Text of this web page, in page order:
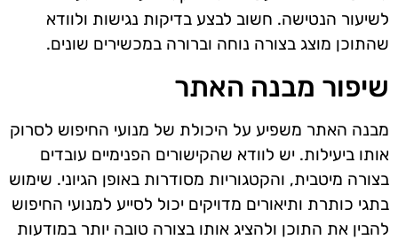
לשיעור הנטישה. חשוב לבצע בדיקות נגישות ולוודא
שהתוכן מוצג בצורה נוחה וברורה במכשירים שונים.
שיפור מבנה האתר
מבנה האתר משפיע על היכולת של מנועי החיפוש לסרוק
אותו ביעילות. יש לוודא שהקישורים הפנימיים עובדים
בצורה מיטבית, והקטגוריות מסודרות באופן הגיוני. שימוש
בתגי כותרת ותיאורים מדויקים יכול לסייע למנועי החיפוש
להבין את התוכן ולהציג אותו בצורה טובה יותר במודעות